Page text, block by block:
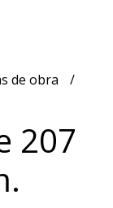
de obra
207